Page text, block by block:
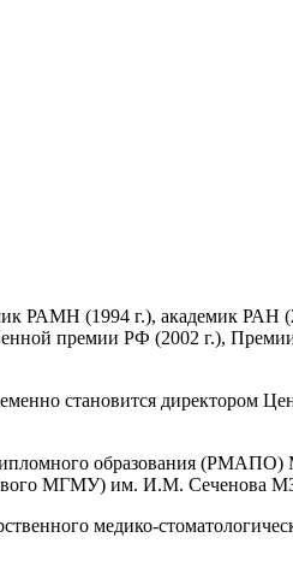
РАМН (1994 г.), академик РАН
премии РФ (2002 г.),
становится директором
образования
МГМУ) им. И.М. Сеченова
медико-